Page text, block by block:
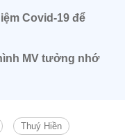
Covid-19 để
MV tưởng nhớ
Thuý Hiền